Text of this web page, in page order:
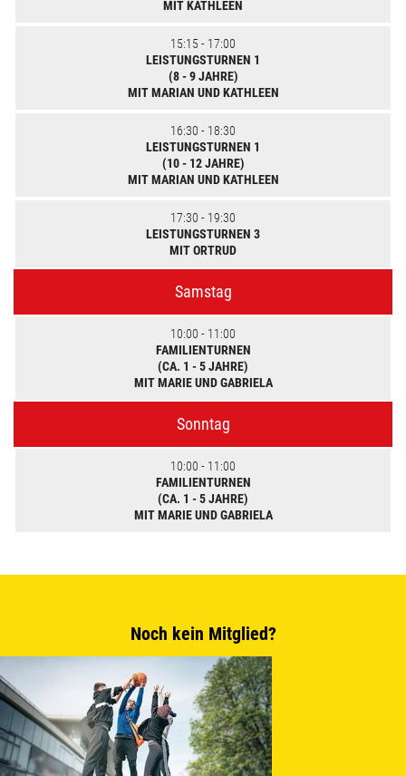
MIT KATHLEEN
15:15 - 17:00
LEISTUNGSTURNEN 1
(8 - 9 JAHRE)
MIT MARIAN UND KATHLEEN
16:30 - 18:30
LEISTUNGSTURNEN 1
(10 - 12 JAHRE)
MIT MARIAN UND KATHLEEN
17:30 - 19:30
LEISTUNGSTURNEN 3
MIT ORTRUD
Samstag
10:00 - 11:00
FAMILIENTURNEN
(CA. 1 - 5 JAHRE)
MIT MARIE UND GABRIELA
Sonntag
10:00 - 11:00
FAMILIENTURNEN
(CA. 1 - 5 JAHRE)
MIT MARIE UND GABRIELA
Noch kein Mitglied?